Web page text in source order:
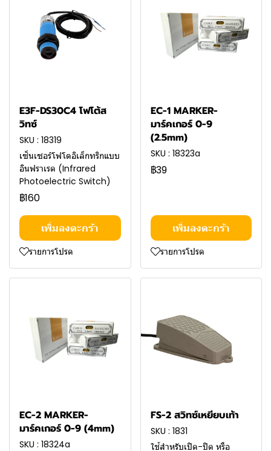
E3F-DS30C4 โฟโต้ส
วิทซ์
SKU : 18319
เซ็นเซอร์โฟโตอิเล็กทริกแบบ
อินฟราเรด (Infrared
Photoelectric Switch)
฿160
เพิ่มลงตะกร้า
รายการโปรด
EC-1 MARKER-
มาร์คเกอร์ 0-9
(2.5mm)
SKU : 18323a
฿39
เพิ่มลงตะกร้า
รายการโปรด
EC-2 MARKER-
มาร์คเกอร์ 0-9 (4mm)
SKU : 18324a
FS-2 สวิทซ์เหยียบเท้า
SKU : 1831
ใช้สำหรับเปิด-ปิด หรือ